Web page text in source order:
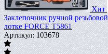
Хит
Заклепочник ручной
лотке FORCE T5861
Артикул: 103678